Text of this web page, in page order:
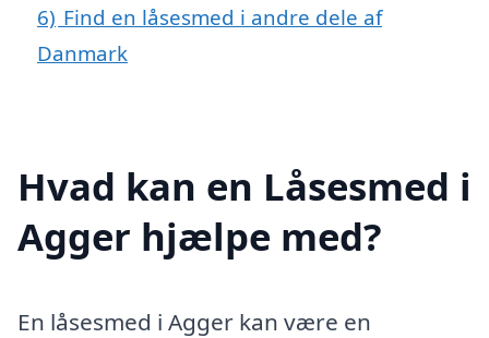
6) Find en låsesmed i andre dele af
Danmark
Hvad kan en Låsesmed i
Agger hjælpe med?
En låsesmed i Agger kan være en